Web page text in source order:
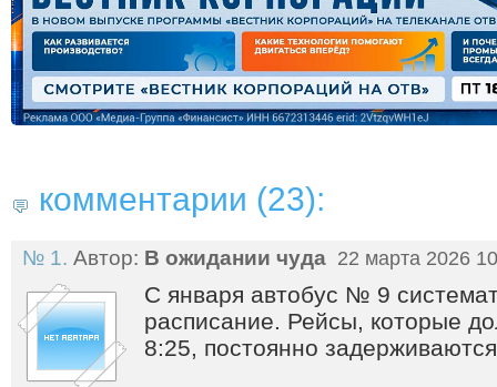
комментарии (23):
№ 1. Автор: В ожидании чуда 22 марта 2026
С января автобус № 9
расписание. Рейсы, которые
8:25, постоянно